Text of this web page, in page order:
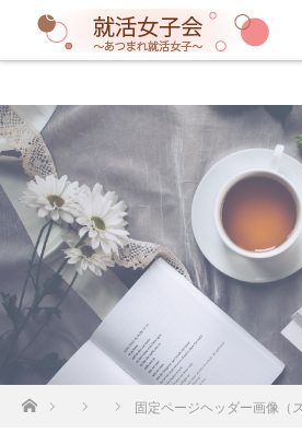
ホーム 固定ページヘッダー画像（